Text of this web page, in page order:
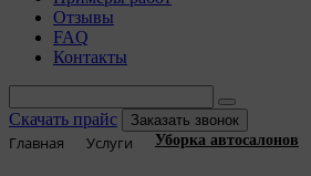
Отзывы
FAQ
Контакты
Скачать прайс Заказать звонок
Главная Услуги Уборка автосалонов